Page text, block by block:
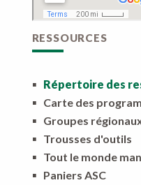
RESSOURCES
▪ Répertoire des
▪ Carte des
▪ Groupes
▪ Trousses d'outils
▪ Tout le monde
▪ Paniers ASC